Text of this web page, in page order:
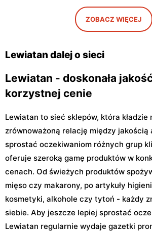
Warszawa, ul. Antoniego
Lewiatan
ZOBACZ WIĘCEJ
Lewiatan dalej o sieci
Lewiatan - doskonała
korzystnej cenie
Lewiatan to sieć sklepów, która kładzie
zrównoważoną relację między jakością
sprostać oczekiwaniom różnych grup
oferuje szeroką gamę produktów w
cenach. Od świeżych produktów
mięso czy makarony, po artykuły
kosmetyki, alkohole czy tytoń - każdy
siebie. Aby jeszcze lepiej sprostać
Lewiatan regularnie wydaje gazetki